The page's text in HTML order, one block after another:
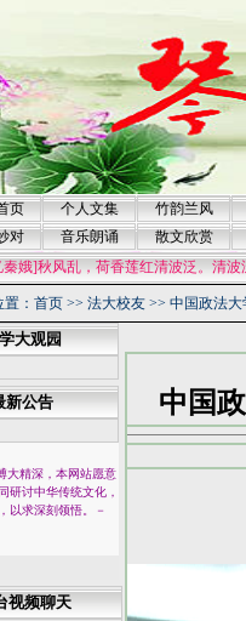
页 个人文集 竹韵兰风
对
音乐朗诵 散文欣赏
乱，荷香莲红清波泛。清波泛，酒
： 首页 >> 法大校友 >> 中国政法
大观园
新公告
精深，本网站愿意
研讨中华传统文化，
以求深刻领悟。
－
视频聊天
中国